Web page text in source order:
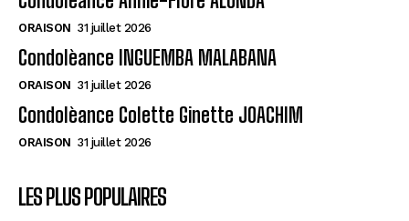
ORAISON 31 juillet 2026
Condolèance INGUEMBA MALABANA
ORAISON 31 juillet 2026
Condolèance Colette Ginette JOACHIM
ORAISON 31 juillet 2026
LES PLUS POPULAIRES